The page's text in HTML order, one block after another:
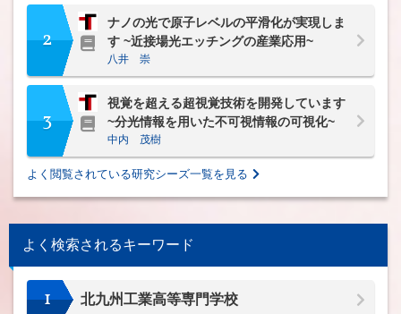
2
ナノの光で原子レベルの平滑化が実現しま
す ~近接場光エッチングの産業応用~
八井 崇
3
視覚を超える超視覚技術を開発しています
~分光情報を用いた不可視情報の可視化~
中内 茂樹
よく閲覧されている研究シーズ一覧を見る
よく検索されるキーワード
1 北九州工業高等専門学校